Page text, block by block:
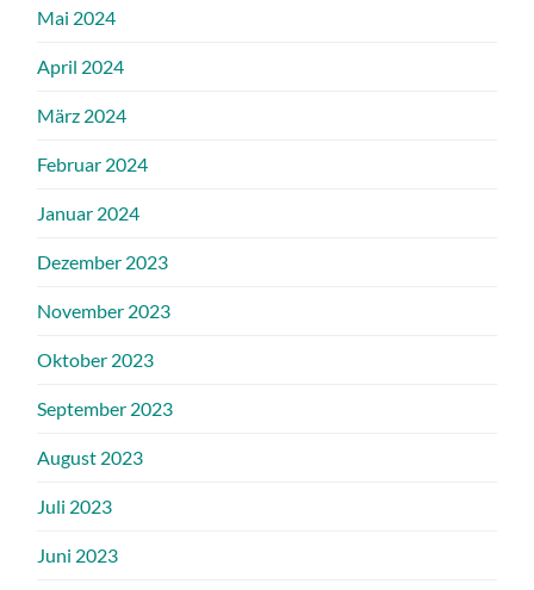
Mai 2024
April 2024
März 2024
Februar 2024
Januar 2024
Dezember 2023
November 2023
Oktober 2023
September 2023
August 2023
Juli 2023
Juni 2023